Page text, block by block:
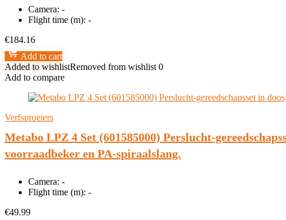
Camera: -
Flight time (m): -
€184.16
Add to cart
Added to wishlistRemoved from wishlist 0
Add to compare
Verfsproeiers
Metabo LPZ 4 Set (601585000) Perslucht-
voorraadbeker en PA-spiraalslang.
Camera: -
Flight time (m): -
€49.99